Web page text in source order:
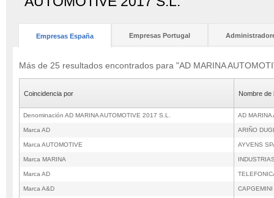
Empresas España Empresas Portugal
Más de 25 resultados encontrados para "AD MARINA
Coincidencia por Nombre de
Denominación AD MARINA AUTOMOTIVE 2017 S.L. AD
Marca AD ARIÑO
Marca AUTOMOTIVE AYVENS
Marca MARINA
Marca AD
Marca A&D